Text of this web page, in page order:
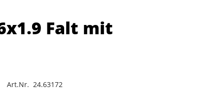
Falt mit
Art.Nr. 24.63172